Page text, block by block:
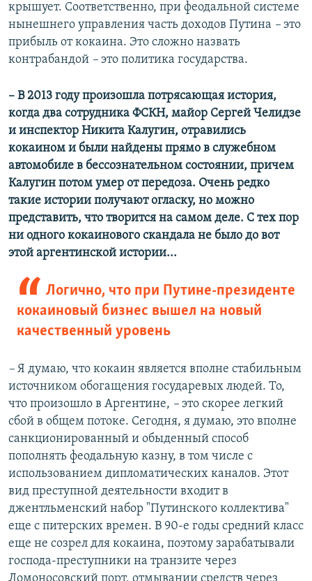
крышует. Соответственно, при феодальной системе
нынешнего управления часть доходов Путина – это
прибыль от кокаина. Это сложно назвать
контрабандой – это политика государства.
– В 2013 году произошла потрясающая история,
когда два сотрудника ФСКН, майор Сергей Челидзе
и инспектор Никита Калугин, отравились
кокаином и были найдены прямо в служебном
автомобиле в бессознательном состоянии, причем
Калугин потом умер от передоза. Очень редко
такие истории получают огласку, но можно
представить, что творится на самом деле. С тех пор
ни одного кокаинового скандала не было до вот
этой аргентинской истории...
Логично, что при Путине-президенте
кокаиновый бизнес вышел на новый
качественный уровень
– Я думаю, что кокаин является вполне стабильным
источником обогащения государевых людей. То,
что произошло в Аргентине, – это скорее легкий
сбой в общем потоке. Сегодня, я думаю, это вполне
санкционированный и обыденный способ
пополнять феодальную казну, в том числе с
использованием дипломатических каналов. Этот
вид преступной деятельности входит в
джентльменский набор "Путинского коллектива"
еще с питерских времен. В 90-е годы средний класс
еще не созрел для кокаина, поэтому зарабатывали
господа-преступники на транзите через